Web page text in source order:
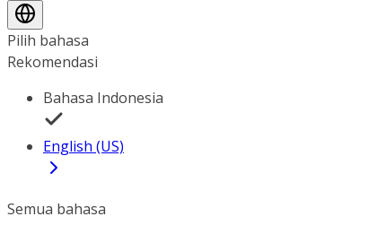
Pilih bahasa
Rekomendasi
Bahasa Indonesia
English (US)
Semua bahasa